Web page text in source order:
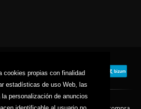
cookies propias con finalidad
estadísticas de uso Web, las
personalización de anuncios